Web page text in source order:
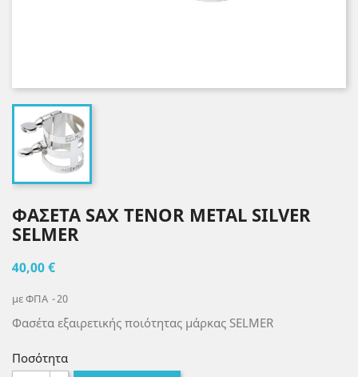
ΦΑΣΕΤΑ SAX TENOR METAL SILVER
SELMER
40,00 €
με ΦΠΑ 20
Φασέτα εξαιρετικής ποιότητας μάρκας SELMER
Ποσότητα